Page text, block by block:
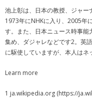
池上彰は、日本の教授、ジャ
1973年にNHKに入り、2005年
す。また、日本ニュース時事
集め、ダジャレなどです2。英
に駆使していますが、本人は
Learn more
1 ja.wikipedia.org (https://